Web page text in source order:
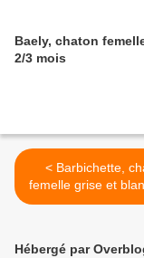
Baely, chaton
2/3 mois
< Barbichette, chaton
femelle grise et
2/3 mois, à
Hébergé par